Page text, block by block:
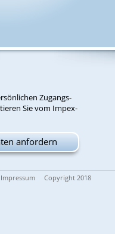
Zu­gangs­
Sie vom Im­pex-
anfordern
Impressum Copyright 2018